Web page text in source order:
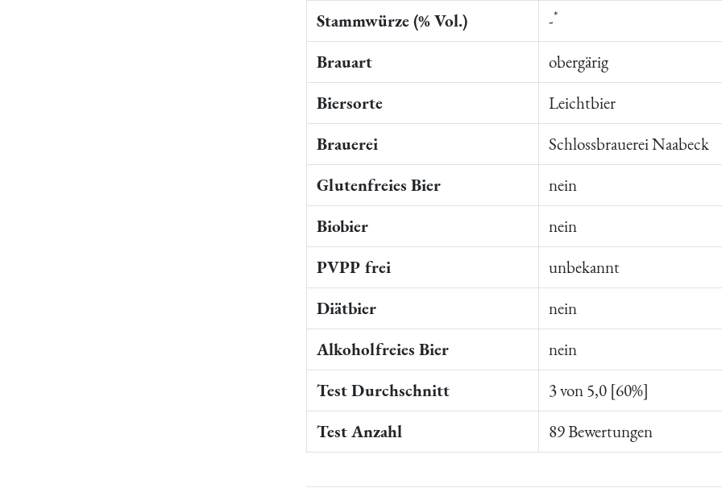
Stammwürze (% Vol.) -*
Brauart
obergärig
Biersorte
Leichtbier
Brauerei
Schlossbrauerei Naabeck
Glutenfreies Bier
nein
Biobier
nein
PVPP frei
unbekannt
Diätbier
nein
Alkoholfreies Bier
nein
Test Durchschnitt
3 von 5,0 [60%]
Test Anzahl
89 Bewertungen